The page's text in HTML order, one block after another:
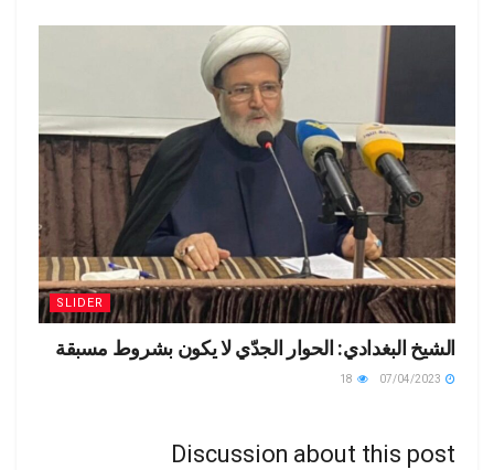
SLIDER
الشيخ البغدادي: الحوار الجدّي لا يكون بشروط مسبقة
Discussion about this post